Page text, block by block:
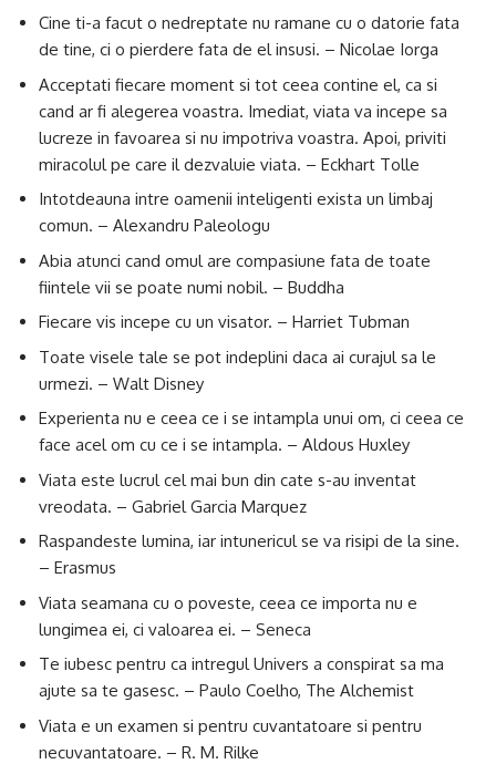
Cine ti-a facut o nedreptate nu ramane cu o datorie fata
de tine, ci o pierdere fata de el insusi. – Nicolae Iorga
Acceptati fiecare moment si tot ceea contine el, ca si
cand ar fi alegerea voastra. Imediat, viata va incepe sa
lucreze in favoarea si nu impotriva voastra. Apoi, priviti
miracolul pe care il dezvaluie viata. – Eckhart Tolle
Intotdeauna intre oamenii inteligenti exista un limbaj
comun. – Alexandru Paleologu
Abia atunci cand omul are compasiune fata de toate
fiintele vii se poate numi nobil. – Buddha
Fiecare vis incepe cu un visator. – Harriet Tubman
Toate visele tale se pot indeplini daca ai curajul sa le
urmezi. – Walt Disney
Experienta nu e ceea ce i se intampla unui om, ci ceea ce
face acel om cu ce i se intampla. – Aldous Huxley
Viata este lucrul cel mai bun din cate s-au inventat
vreodata. – Gabriel Garcia Marquez
Raspandeste lumina, iar intunericul se va risipi de la sine.
– Erasmus
Viata seamana cu o poveste, ceea ce importa nu e
lungimea ei, ci valoarea ei. – Seneca
Te iubesc pentru ca intregul Univers a conspirat sa ma
ajute sa te gasesc. – Paulo Coelho, The Alchemist
Viata e un examen si pentru cuvantatoare si pentru
necuvantatoare. – R. M. Rilke